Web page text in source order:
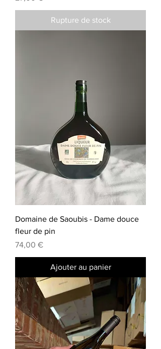
Rupture de stock
Domaine de Saoubis - Dame douce
fleur de pin
Prix
74,00 €
Ajouter au panier